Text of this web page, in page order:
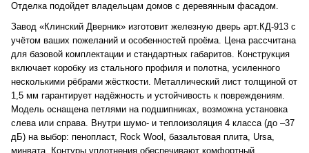
Отделка подойдет владельцам домов с деревянным фасадом.
Завод «Клинский Дверник» изготовит железную дверь арт.КД-913 с
учётом ваших пожеланий и особенностей проёма. Цена рассчитана
для базовой комплектации и стандартных габаритов. Конструкция
включает коробку из стального профиля и полотна, усиленного
несколькими рёбрами жёсткости. Металлический лист толщиной от
1,5 мм гарантирует надёжность и устойчивость к повреждениям.
Модель оснащена петлями на подшипниках, возможна установка
слева или справа. Внутри шумо- и теплоизоляция 4 класса (до –37
дБ) на выбор: пенопласт, Rock Wool, базальтовая плита, Ursa,
минвата. Контуры уплотнения обеспечивают комфортный